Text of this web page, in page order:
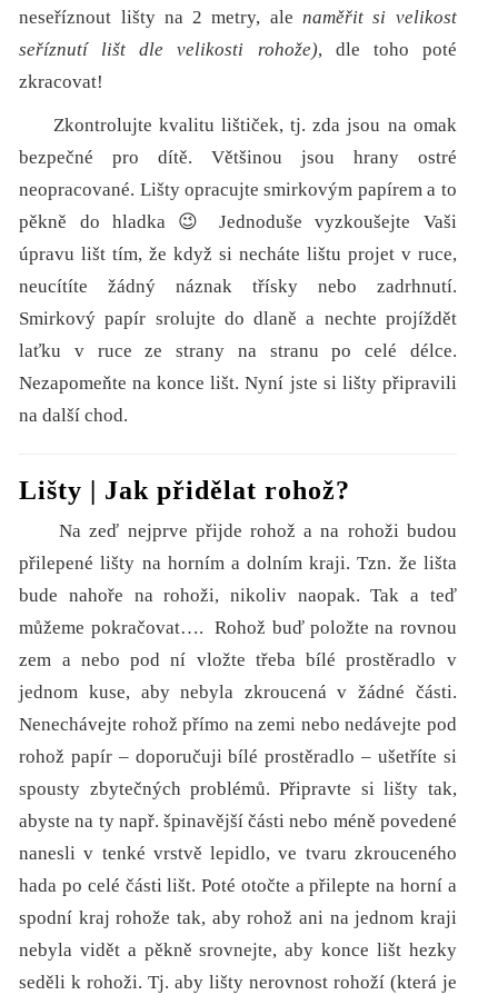
neseříznout lišty na 2 metry, alenaměřit si velikost
seříznutí lišt dle velikosti rohože), dle toho poté
zkracovat!
Zkontrolujte kvalitu lištiček, tj. zda jsou na omak
bezpečné pro dítě. Většinou jsou hrany ostré
neopracované. Lišty opracujte smirkovým papírem a to
pěkně do hladka 😉 Jednoduše vyzkoušejte Vaši
úpravu lišt tím, že když si necháte lištu projet v ruce,
neucítíte žádný náznak třísky nebo zadrhnutí.
Smirkový papír srolujte do dlaně a nechte projíždět
laťku v ruce ze strany na stranu po celé délce.
Nezapomeňte na konce lišt. Nyní jste si lišty připravili
na další chod.
Lišty | Jak přidělat rohož?
Na zeď nejprve přijde rohož a na rohoži budou
přilepené lišty na horním a dolním kraji. Tzn. že lišta
bude nahoře na rohoži, nikoliv naopak. Tak a teď
můžeme pokračovat…. Rohož buď položte na rovnou
zem a nebo pod ní vložte třeba bílé prostěradlo v
jednom kuse, aby nebyla zkroucená v žádné části.
Nenechávejte rohož přímo na zemi nebo nedávejte pod
rohož papír – doporučuji bílé prostěradlo – ušetříte si
spousty zbytečných problémů. Připravte si lišty tak,
abyste na ty např. špinavější části nebo méně povedené
nanesli v tenké vrstvě lepidlo, ve tvaru zkrouceného
hada po celé části lišt. Poté otočte a přilepte na horní a
spodní kraj rohože tak, aby rohož ani na jednom kraji
nebyla vidět a pěkně srovnejte, aby konce lišt hezky
seděli k rohoži. Tj. aby lišty nerovnost rohoží (která je